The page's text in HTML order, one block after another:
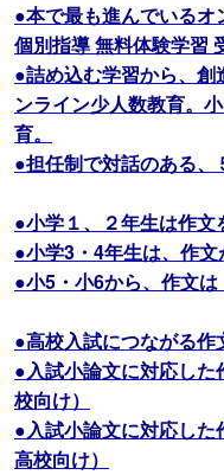
●本で最も進んでいる
個別指導 無料体験学習
●詰め込む学習から、
ンライン少人数教育。
育。
●担任制で対話のある
●小学１、２年生は作
●小学3・4年生は、作
●小5・小6から、作文は
●高校入試につながる作
●入試小論文に対応し
校向け）
●入試小論文に対応し
高校向け）